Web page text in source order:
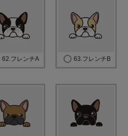
62.フレンチA 63.フレンチB